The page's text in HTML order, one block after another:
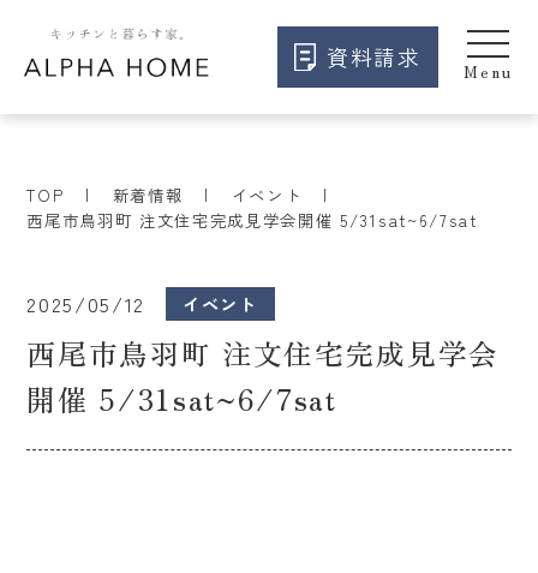
資料請求
TOP 新着情報
イベント
西尾市鳥羽町 注文住宅完成見学会開催 5/31sat~6/7sat
2025/05/12 イベント
西尾市鳥羽町 注文住宅完成見学会
開催 5/31sat~6/7sat